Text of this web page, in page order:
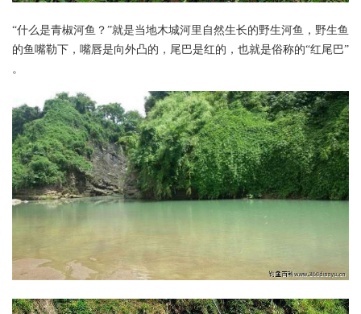
“什么是青椒河鱼？”就是当地木城河里自然生长的野生河鱼，野生鱼
的鱼嘴勒下，嘴唇是向外凸的，尾巴是红的，也就是俗称的“红尾巴”
。